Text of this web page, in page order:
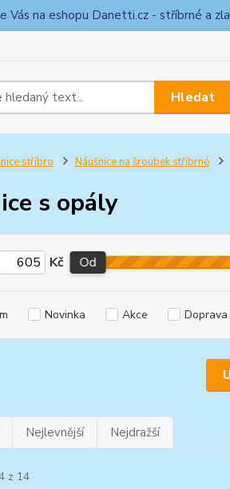
Vás na eshopu Danetti.cz - stříbrné a
Hledat
stříbro Náušnice na šroubek stříbrné
s opály
Kč Od
Novinka Akce
Nejlevnější Nejdražší
z 14